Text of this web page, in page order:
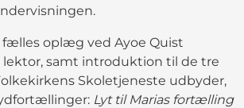
fælles oplæg ved Ayoe Quist
lektor, samt introduktion til de tre
Skoletjeneste udbyder,
Lyt til Marias fortælling